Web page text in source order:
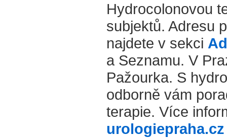
Hydrocolonovou
subjektů. Adresu
najdete v sekci
a Seznamu. V
Pažourka. S
odborně vám
terapie. Více
urologiepraha.cz